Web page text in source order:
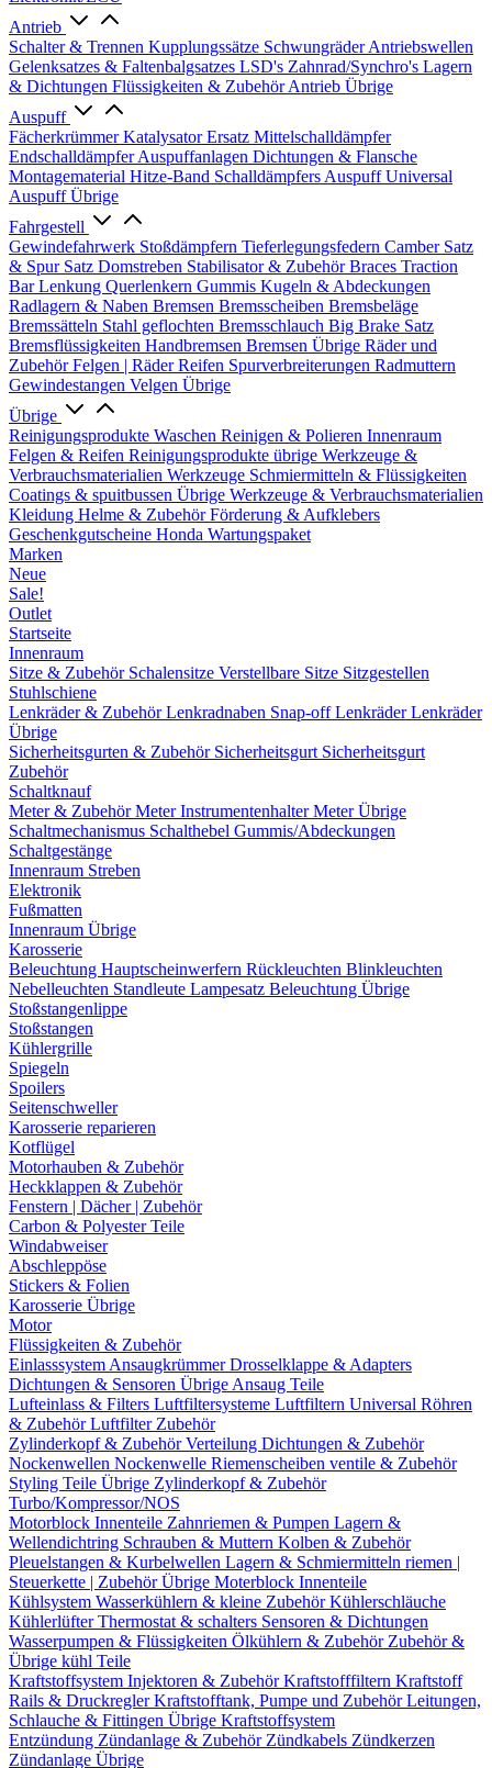
Antrieb
Schalter & Trennen Kupplungssätze SchwungräderAntriebswellen
Gelenksatzes & Faltenbalgsatzes LSD's Zahnrad/Synchro's Lagern
& Dichtungen Flüssigkeiten & ZubehörAntrieb Übrige
Auspuff
FächerkrümmerKatalysator Ersatz Mittelschalldämpfer
EndschalldämpferAuspuffanlagen Dichtungen & Flansche
Montagematerial Hitze-Band Schalldämpfers Auspuff Universal
Auspuff Übrige
Fahrgestell
Gewindefahrwerk Stoßdämpfern Tieferlegungsfedern Camber Satz
& Spur Satz Domstreben Stabilisator & ZubehörBraces Traction
BarLenkung Querlenkern Gummis Kugeln & Abdeckungen
Radlagern & Naben Bremsen Bremsscheiben Bremsbeläge
Bremssätteln Stahl geflochten Bremsschlauch Big Brake Satz
Bremsflüssigkeiten Handbremsen Bremsen Übrige Räder und
ZubehörFelgen | RäderReifen Spurverbreiterungen Radmuttern
Gewindestangen Velgen Übrige
Übrige
Reinigungsprodukte Waschen Reinigen & Polieren Innenraum
Felgen & Reifen Reinigungsprodukte übrige Werkzeuge &
Verbrauchsmaterialien Werkzeuge Schmiermitteln & Flüssigkeiten
Coatings & spuitbussen Übrige Werkzeuge & Verbrauchsmaterialien
Kleidung Helme & ZubehörFörderung & Aufklebers
Geschenkgutscheine Honda Wartungspaket
Marken
Neue
Sale!
Outlet
Startseite
Innenraum
Sitze & Zubehör Schalensitze Verstellbare Sitze Sitzgestellen
Stuhlschiene
Lenkräder & ZubehörLenkradnaben Snap-offLenkräderLenkräder
Übrige
Sicherheitsgurten & Zubehör Sicherheitsgurt Sicherheitsgurt
Zubehör
Schaltknauf
Meter & ZubehörMeterInstrumentenhalterMeter Übrige
Schaltmechanismus Schalthebel Gummis/Abdeckungen
Schaltgestänge
Innenraum Streben
Elektronik
Fußmatten
Innenraum Übrige
Karosserie
Beleuchtung Hauptscheinwerfern Rückleuchten Blinkleuchten
Nebelleuchten Standleute Lampesatz Beleuchtung Übrige
Stoßstangenlippe
Stoßstangen
Kühlergrille
Spiegeln
Spoilers
Seitenschweller
Karosserie reparieren
Kotflügel
Motorhauben & Zubehör
Heckklappen & Zubehör
Fenstern | Dächer | Zubehör
Carbon & Polyester Teile
Windabweiser
Abschleppöse
Stickers & Folien
Karosserie Übrige
Motor
Flüssigkeiten & Zubehör
Einlasssystem AnsaugkrümmerDrosselklappe & Adapters
Dichtungen & Sensoren Übrige Ansaug Teile
Lufteinlass & Filters Luftfiltersysteme Luftfiltern Universal Röhren
& ZubehörLuftfilter Zubehör
Zylinderkopf & ZubehörVerteilung Dichtungen & Zubehör
Nockenwellen Nockenwelle Riemenscheiben ventile & Zubehör
Styling Teile Übrige Zylinderkopf & Zubehör
Turbo/Kompressor/NOS
Motorblock Innenteile Zahnriemen & Pumpen Lagern &
Wellendichtring Schrauben & Muttern Kolben & Zubehör
Pleuelstangen & Kurbelwellen Lagern & Schmiermitteln riemen |
Steuerkette | ZubehörÜbrige Moterblock Innenteile
Kühlsystem Wasserkühlern & kleine ZubehörKühlerschläuche
KühlerlüfterThermostat & schalters Sensoren & Dichtungen
Wasserpumpen & Flüssigkeiten Ölkühlern & Zubehör Zubehör &
Übrige kühl Teile
Kraftstoffsystem Injektoren & ZubehörKraftstofffiltern Kraftstoff
Rails & DruckreglerKraftstofftank, Pumpe und ZubehörLeitungen,
Schlauche & Fittingen Übrige Kraftstoffsystem
Entzündung Zündanlage & Zubehör Zündkabels Zündkerzen
Zündanlage Übrige